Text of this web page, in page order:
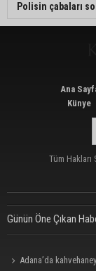
Polisin çabaları
Ana
Künye
Tüm Hakları
Günün Öne Çıkan
Adana’da